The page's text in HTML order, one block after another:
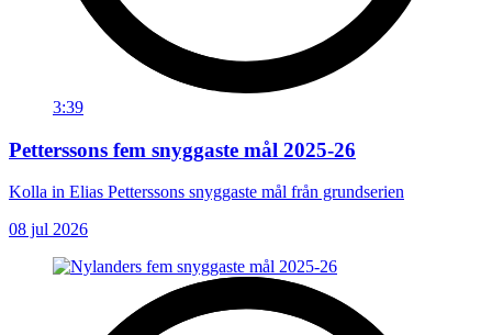
3:39
Petterssons fem snyggaste mål 2025-26
Kolla in Elias Petterssons snyggaste mål från grundserien
08 jul 2026